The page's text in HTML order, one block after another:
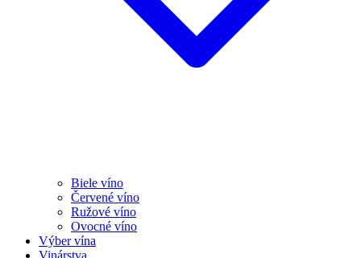
Biele víno
Červené víno
Ružové víno
Ovocné víno
Výber vína
Vinárstva